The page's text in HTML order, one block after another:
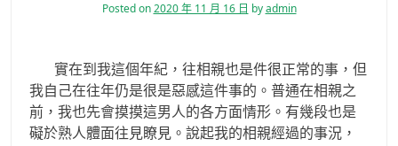
Posted on2020 年 11 月 16 日 byadmin
實在到我這個年紀，往相親也是件很正常的事，但
我自己在往年仍是很是惡感這件事的。普通在相親之
前，我也先會摸摸這男人的各方面情形。有幾段也是
礙於熟人體面往見瞭見。說起我的相親經過的事況，